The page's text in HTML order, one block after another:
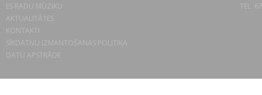
ES RADU MŪZIKU
AKTUALITĀTES
KONTAKTI
SĪKDATŅU IZMANTOŠANAS POLITIKA
DATU APSTRĀDE
TEL.